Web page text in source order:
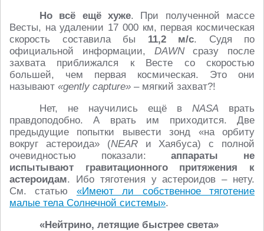
Но всё ещё хуже. При полученной массе
Весты, на удалении 17 000 км, первая космическая
скорость составила бы 11,2 м/с. Судя по
официальной информации, DAWNсразу после
захвата приближался к Весте со скоростью
большей, чем первая космическая. Это они
называют «gently capture» – мягкий захват?!
Нет, не научились ещё в NASA врать
правдоподобно. А врать им приходится. Две
предыдущие попытки вывести зонд «на орбиту
вокруг астероида» (NEARи Хаябуса) с полной
очевидностью показали:аппараты не
испытывают гравитационного притяжения к
астероидам. Ибо тяготения у астероидов – нету.
См. статью «Имеют ли собственное тяготение
малые тела Солнечной системы».
«Нейтрино, летящие быстрее света»